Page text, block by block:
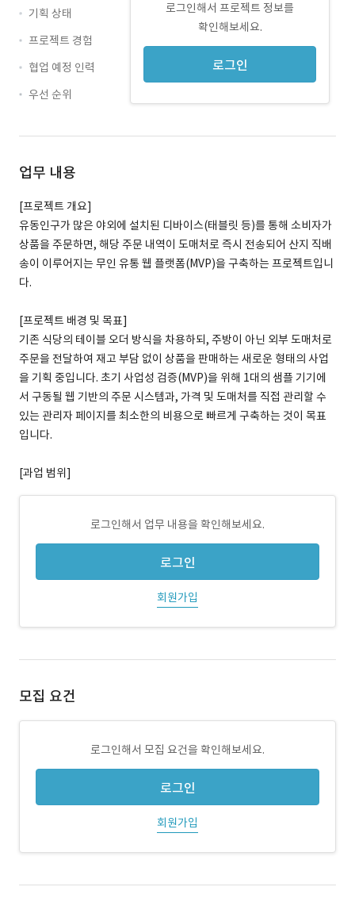
로그인해서 프로젝트 정보를
확인해보세요.
로그인
기획 상태
프로젝트 경험
협업 예정 인력
우선 순위
업무 내용
[프로젝트 개요]
유동인구가 많은 야외에 설치된 디바이스(태블릿 등)를 통해 소비자가
상품을 주문하면, 해당 주문 내역이 도매처로 즉시 전송되어 산지 직배
송이 이루어지는 무인 유통 웹 플랫폼(MVP)을 구축하는 프로젝트입니
다.
[프로젝트 배경 및 목표]
기존 식당의 테이블 오더 방식을 차용하되, 주방이 아닌 외부 도매처로
주문을 전달하여 재고 부담 없이 상품을 판매하는 새로운 형태의 사업
을 기획 중입니다. 초기 사업성 검증(MVP)을 위해 1대의 샘플 기기에
서 구동될 웹 기반의 주문 시스템과, 가격 및 도매처를 직접 관리할 수
있는 관리자 페이지를 최소한의 비용으로 빠르게 구축하는 것이 목표
입니다.
[과업 범위]
로그인해서 업무 내용을 확인해보세요.
로그인
회원가입
모집 요건
로그인해서 모집 요건을 확인해보세요.
로그인
회원가입